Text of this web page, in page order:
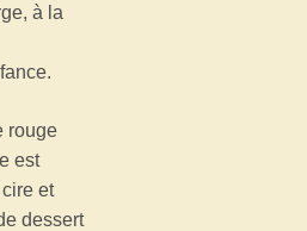
à la
rouge
est
et
dessert